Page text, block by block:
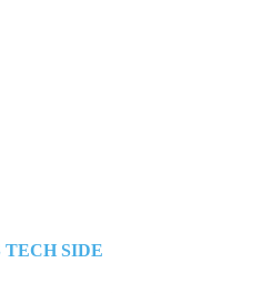
TECH SIDE